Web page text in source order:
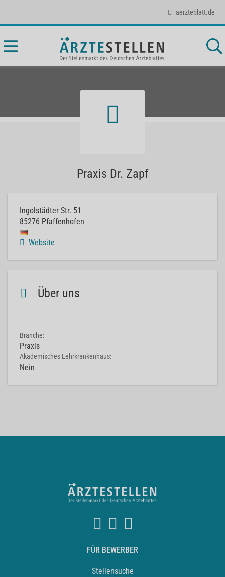
aerzteblatt.de
Praxis Dr. Zapf
Ingolstädter Str. 51
85276 Pfaffenhofen
Website
Über uns
Branche:
Praxis
Akademisches Lehrkrankenhaus:
Nein
FÜR BEWERBER
Stellensuche